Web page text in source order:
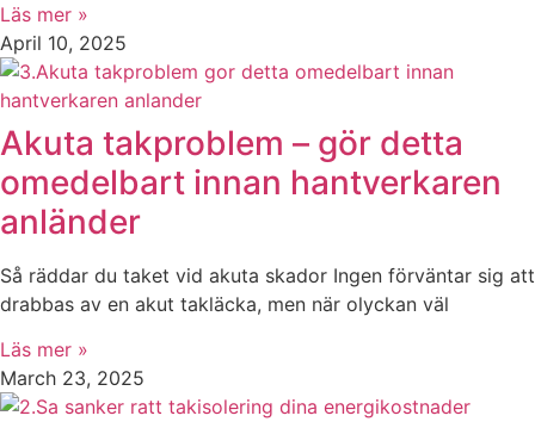
Läs mer »
April 10, 2025
Akuta takproblem – gör detta
omedelbart innan hantverkaren
anländer
Så räddar du taket vid akuta skador Ingen förväntar sig att
drabbas av en akut takläcka, men när olyckan väl
Läs mer »
March 23, 2025